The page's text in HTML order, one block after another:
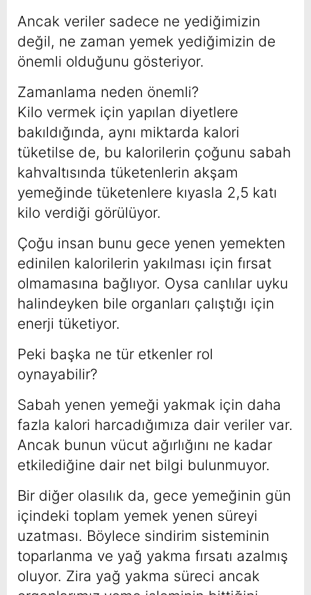
Ancak veriler sadece ne yediğimizin
değil, ne zaman yemek yediğimizin de
önemli olduğunu gösteriyor.
Zamanlama neden önemli?
Kilo vermek için yapılan diyetlere
bakıldığında, aynı miktarda kalori
tüketilse de, bu kalorilerin çoğunu sabah
kahvaltısında tüketenlerin akşam
yemeğinde tüketenlere kıyasla 2,5 katı
kilo verdiği görülüyor.
Çoğu insan bunu gece yenen yemekten
edinilen kalorilerin yakılması için fırsat
olmamasına bağlıyor. Oysa canlılar uyku
halindeyken bile organları çalıştığı için
enerji tüketiyor.
Peki başka ne tür etkenler rol
oynayabilir?
Sabah yenen yemeği yakmak için daha
fazla kalori harcadığımıza dair veriler var.
Ancak bunun vücut ağırlığını ne kadar
etkilediğine dair net bilgi bulunmuyor.
Bir diğer olasılık da, gece yemeğinin gün
içindeki toplam yemek yenen süreyi
uzatması. Böylece sindirim sisteminin
toparlanma ve yağ yakma fırsatı azalmış
oluyor. Zira yağ yakma süreci ancak